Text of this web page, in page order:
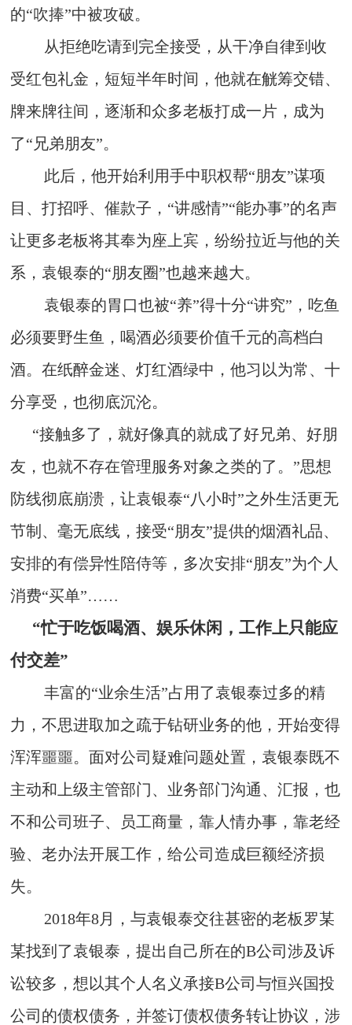
的“吹捧”中被攻破。
从拒绝吃请到完全接受，从干净自律到收
受红包礼金，短短半年时间，他就在觥筹交错、
牌来牌往间，逐渐和众多老板打成一片，成为
了“兄弟朋友”。
此后，他开始利用手中职权帮“朋友”谋项
目、打招呼、催款子，“讲感情”“能办事”的名声
让更多老板将其奉为座上宾，纷纷拉近与他的关
系，袁银泰的“朋友圈”也越来越大。
袁银泰的胃口也被“养”得十分“讲究”，吃鱼
必须要野生鱼，喝酒必须要价值千元的高档白
酒。在纸醉金迷、灯红酒绿中，他习以为常、十
分享受，也彻底沉沦。
“接触多了，就好像真的就成了好兄弟、好朋
友，也就不存在管理服务对象之类的了。”思想
防线彻底崩溃，让袁银泰“八小时”之外生活更无
节制、毫无底线，接受“朋友”提供的烟酒礼品、
安排的有偿异性陪侍等，多次安排“朋友”为个人
消费“买单”……
“忙于吃饭喝酒、娱乐休闲，工作上只能应
付交差”
丰富的“业余生活”占用了袁银泰过多的精
力，不思进取加之疏于钻研业务的他，开始变得
浑浑噩噩。面对公司疑难问题处置，袁银泰既不
主动和上级主管部门、业务部门沟通、汇报，也
不和公司班子、员工商量，靠人情办事，靠老经
验、老办法开展工作，给公司造成巨额经济损
失。
2018年8月，与袁银泰交往甚密的老板罗某
某找到了袁银泰，提出自己所在的B公司涉及诉
讼较多，想以其个人名义承接B公司与恒兴国投
公司的债权债务，并签订债权债务转让协议，涉